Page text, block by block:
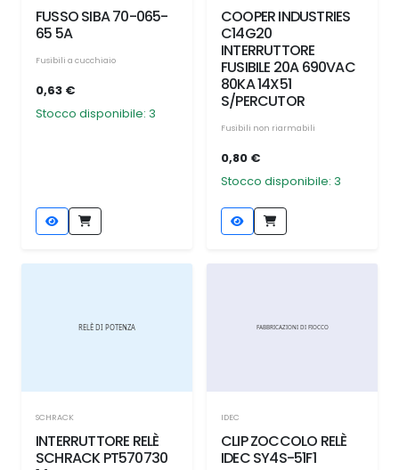
FUSSO SIBA 70-065-
65 5A
Fusibili a cucchiaio
0,63 €
Stocco disponibile: 3
COOPER INDUSTRIES
C14G20
INTERRUTTORE
FUSIBILE 20A 690VAC
80KA 14X51
S/PERCUTOR
Fusibili non riarmabili
0,80 €
Stocco disponibile: 3
SCHRACK
INTERRUTTORE RELÈ
SCHRACK PT570730
IDEC
CLIP ZOCCOLO RELÈ
IDEC SY4S-51F1